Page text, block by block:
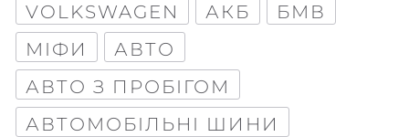
VOLKSWAGEN
АКБ
БМВ
МІФИ
АВТО
АВТО З ПРОБІГОМ
АВТОМОБІЛЬНІ ШИНИ